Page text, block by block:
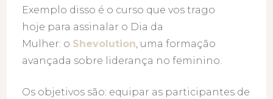
Exemplo disso é o curso que vos trago
hoje para assinalar o Dia da
Mulher: o Shevolution, uma formação
avançada sobre liderança no feminino.
Os objetivos são: equipar as participantes de